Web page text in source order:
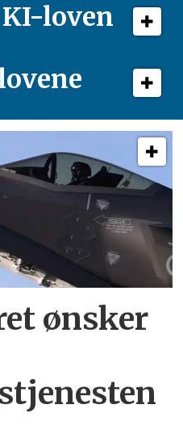
loven
ønsker